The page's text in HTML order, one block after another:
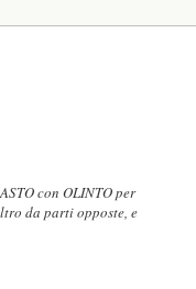
con OLINTO per
da parti opposte, e